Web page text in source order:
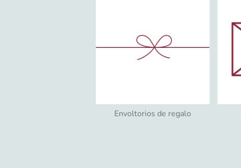
Envoltorios de regalo